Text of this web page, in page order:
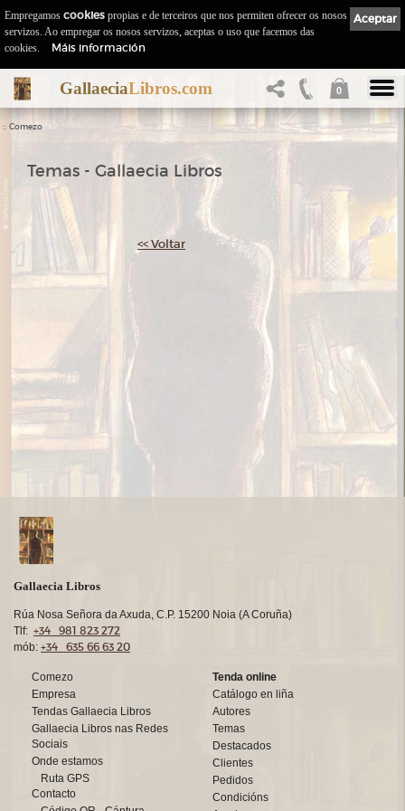
GallaeciaLibros.com 0
:: Comezo
Temas - Gallaecia Libros
<< Voltar
Gallaecia Libros
Rúa Nosa Señora da Axuda, C.P. 15200 Noia (A Coruña)
Tlf: +34 981 823 272
mób: +34 635 66 63 20
Comezo
Empresa
Tendas Gallaecia Libros
Gallaecia Libros nas Redes
Sociais
Onde estamos
Ruta GPS
Contacto
Tenda online
Catálogo en liña
Autores
Temas
Destacados
Clientes
Pedidos
Condicións
Aceptar
Empregamos cookies propias e de terceiros que nos permiten ofrecer os nosos
servizos. Ao empregar os nosos servizos, aceptas o uso que facemos das
cookies.
Máis información